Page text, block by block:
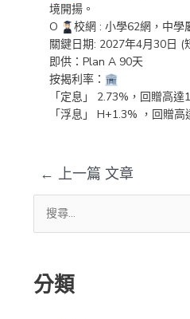
境開揚。
O
校網 : 小學62網，中學
關鍵日期: 2027年4月30日 (
即供：Plan A 90天
按揭利率：
「定息」 2.73%，回贈高達
「浮息」 H+1.3% ，回贈高
← 上一篇 文章
鍵
分類